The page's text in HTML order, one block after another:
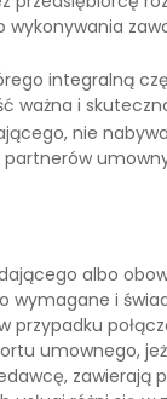
integralną
i
nie
albo
wymagane i
przypadku
umownego,
zawierają